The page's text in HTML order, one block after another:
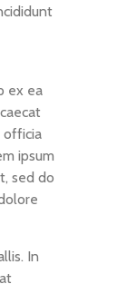
ex ea
officia
ipsum
sed do
In